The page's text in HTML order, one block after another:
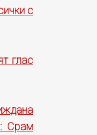
с
глас
Срам